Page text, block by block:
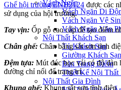
Vách Ngăn
Vách Ngăn Di
Vách Ngăn Vệ
Vách Ngăn Văn
Nội Thất Khách Sạn
Tủ Khách Sạn
Giường Khách Sạn
Bàn Trang Điểm
Thiết Kế Nội Thất
Nội Thất Gia Đình
Ghế hội trường ENB2124 được các
sử dụng của hội trường.
Tay vịn: Ốp gỗ cao cấp để tạo điểm
Chân ghế: Chân bằng sắt sơn tĩnh
Đệm tựa: Mút đúc bọc vải có độ đàn
đường chỉ nối để trang trí.
Khung ghế: Khung sắt sơn tĩnh điện